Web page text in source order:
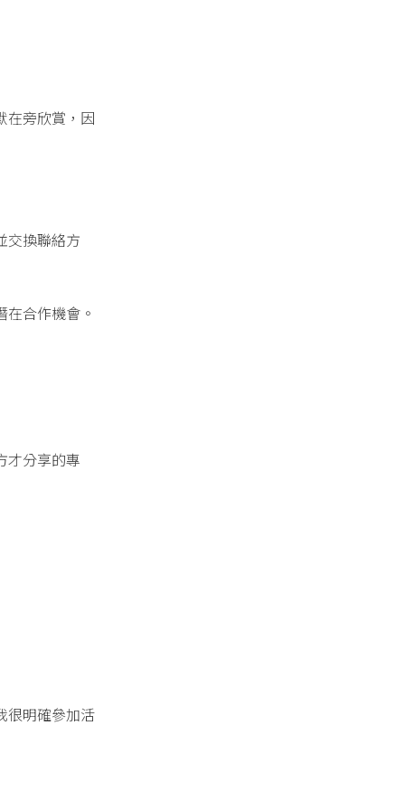
在旁欣賞，因
交換聯絡方
合作機會。
才分享的專
很明確參加活